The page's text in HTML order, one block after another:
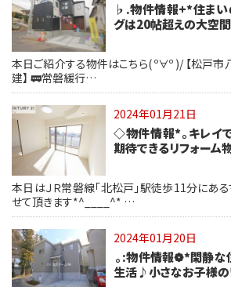
♭.物件情報+*住まい
グは20帖超えの大空間
本日ご紹介する物件はこちら( º∀º )/ 【松戸
建】 🚃常磐緩行…
2024年01月21日
◇物件情報*。キレイ
期待できるリフォーム
本日はＪＲ常磐線「北松戸」駅徒歩11分にあ
せて頂きます*^____^* …
2024年01月20日
｡:物件情報❁*閑静な
生活♪小さなお子様の